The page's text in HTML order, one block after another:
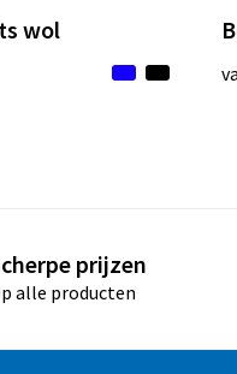
wol
prijzen
alle producten